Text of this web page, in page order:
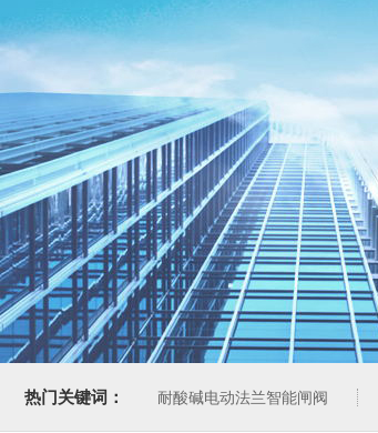
热门关键词： 耐酸碱电动法兰智能闸阀